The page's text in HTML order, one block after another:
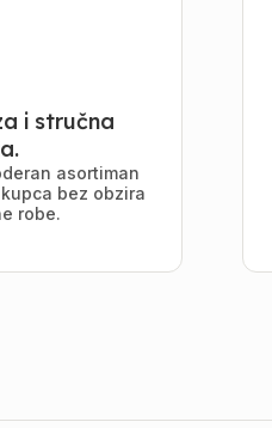
i stručna
asortiman
bez obzira
robe.